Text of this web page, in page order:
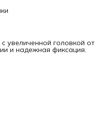
увеличенной головкой от
и надежная фиксация.